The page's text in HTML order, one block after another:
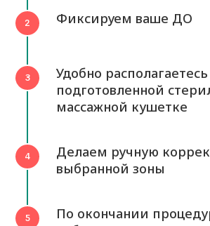
Фиксируем ваше ДО
Удобно
подготовленной
массажной кушетке
Делаем ручную
выбранной зоны
По окончании